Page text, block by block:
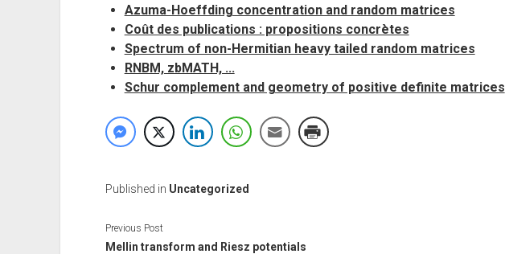
Azuma-Hoeffding concentration and random matrices
Coût des publications : propositions concrètes
Spectrum of non-Hermitian heavy tailed random matrices
RNBM, zbMATH, ...
Schur complement and geometry of positive definite matrices
Published in Uncategorized
Previous Post
Mellin transform and Riesz potentials